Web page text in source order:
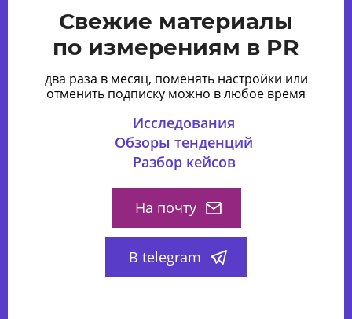
Свежие материалы
по измерениям в PR
два раза в месяц, поменять настройки или
отменить подписку можно в любое время
Исследования
Обзоры тенденций
Разбор кейсов
На почту
В telegram